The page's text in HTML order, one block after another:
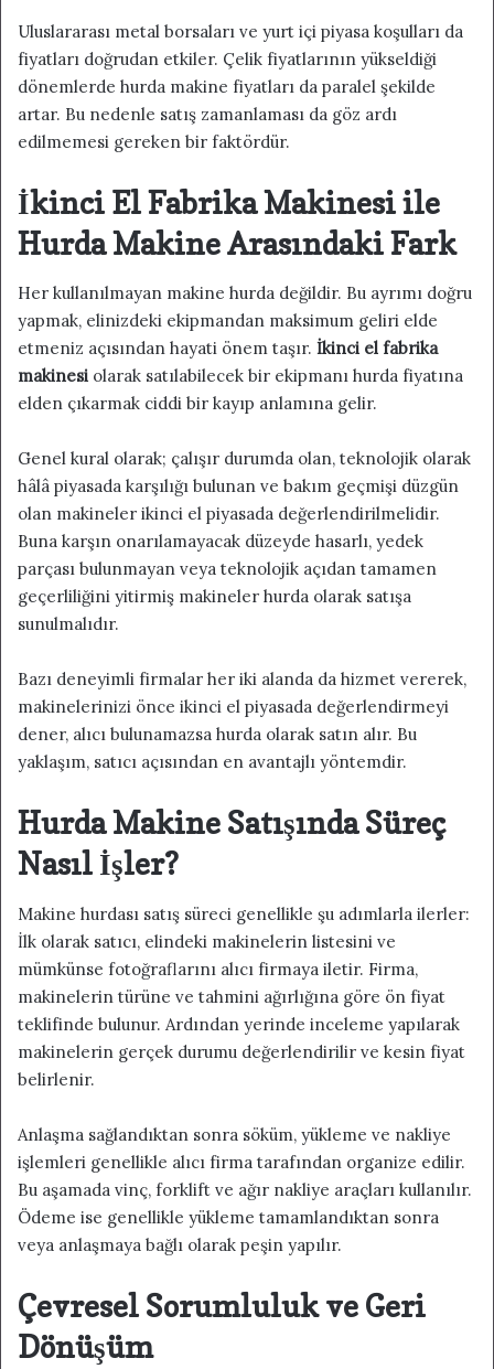
Uluslararası metal borsaları ve yurt içi piyasa koşulları da
fiyatları doğrudan etkiler. Çelik fiyatlarının yükseldiği
dönemlerde hurda makine fiyatları da paralel şekilde
artar. Bu nedenle satış zamanlaması da göz ardı
edilmemesi gereken bir faktördür.
İkinci El Fabrika Makinesi ile
Hurda Makine Arasındaki Fark
Her kullanılmayan makine hurda değildir. Bu ayrımı doğru
yapmak, elinizdeki ekipmandan maksimum geliri elde
etmeniz açısından hayati önem taşır. İkinci el fabrika
makinesi olarak satılabilecek bir ekipmanı hurda fiyatına
elden çıkarmak ciddi bir kayıp anlamına gelir.
Genel kural olarak; çalışır durumda olan, teknolojik olarak
hâlâ piyasada karşılığı bulunan ve bakım geçmişi düzgün
olan makineler ikinci el piyasada değerlendirilmelidir.
Buna karşın onarılamayacak düzeyde hasarlı, yedek
parçası bulunmayan veya teknolojik açıdan tamamen
geçerliliğini yitirmiş makineler hurda olarak satışa
sunulmalıdır.
Bazı deneyimli firmalar her iki alanda da hizmet vererek,
makinelerinizi önce ikinci el piyasada değerlendirmeyi
dener, alıcı bulunamazsa hurda olarak satın alır. Bu
yaklaşım, satıcı açısından en avantajlı yöntemdir.
Hurda Makine Satışında Süreç
Nasıl İşler?
Makine hurdası satış süreci genellikle şu adımlarla ilerler:
İlk olarak satıcı, elindeki makinelerin listesini ve
mümkünse fotoğraflarını alıcı firmaya iletir. Firma,
makinelerin türüne ve tahmini ağırlığına göre ön fiyat
teklifinde bulunur. Ardından yerinde inceleme yapılarak
makinelerin gerçek durumu değerlendirilir ve kesin fiyat
belirlenir.
Anlaşma sağlandıktan sonra söküm, yükleme ve nakliye
işlemleri genellikle alıcı firma tarafından organize edilir.
Bu aşamada vinç, forklift ve ağır nakliye araçları kullanılır.
Ödeme ise genellikle yükleme tamamlandıktan sonra
veya anlaşmaya bağlı olarak peşin yapılır.
Çevresel Sorumluluk ve Geri
Dönüşüm